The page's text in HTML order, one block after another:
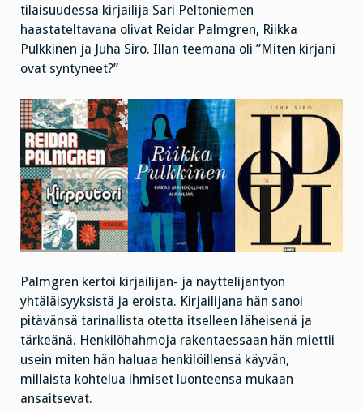
tilaisuudessa kirjailija Sari Peltoniemen
haastateltavana olivat Reidar Palmgren, Riikka
Pulkkinen ja Juha Siro. Illan teemana oli ”Miten kirjani
ovat syntyneet?”
Palmgren kertoi kirjailijan- ja näyttelijäntyön
yhtäläisyyksistä ja eroista. Kirjailijana hän sanoi
pitävänsä tarinallista otetta itselleen läheisenä ja
tärkeänä. Henkilöhahmoja rakentaessaan hän miettii
usein miten hän haluaa henkilöillensä käyvän,
millaista kohtelua ihmiset luonteensa mukaan
ansaitsevat.